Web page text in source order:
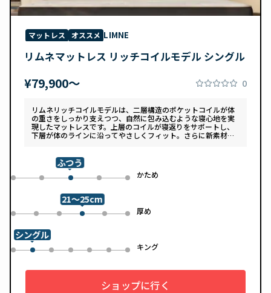
マットレス オススメ LIMNE
リムネマットレス リッチコイルモデル シングル
¥79,900〜 0
リムネリッチコイルモデルは、二層構造のポケットコイルが体
の重さをしっかり支えつつ、自然に包み込むような寝心地を実
現したマットレスです。上層のコイルが寝返りをサポートし、
下層が体のラインに沿ってやさしくフィット。さらに新素材
ンで、カバーは自宅で洗濯可能。清潔さと快適さの両方を追求
した一枚です。
0 1 2
ふつう
3 かため
4
0 1 2 3
21～25cm
4 厚め
5
0 1
シングル
2 3 4 5 キング
6
ショップに行く